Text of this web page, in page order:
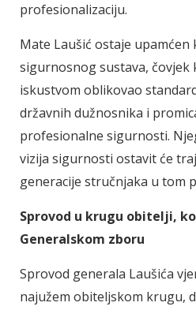
profesionalizaciju.
Mate Laušić ostaje
sigurnosnog sustava, čovjek
iskustvom oblikovao
državnih dužnosnika i
profesionalne sigurnosti.
vizija sigurnosti ostavit će
generacije stručnjaka u tom
Sprovod u krugu obitelji,
Generalskom zboru
Sprovod generala Laušića
najužem obiteljskom krugu,